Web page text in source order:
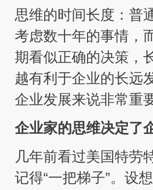
思维的时间长度：普
考虑数十年的事情，
期看似正确的决策，
越有利于企业的长远
企业发展来说非常重
企业家的思维决定了
几年前看过美国特劳
记得“一把梯子”。设